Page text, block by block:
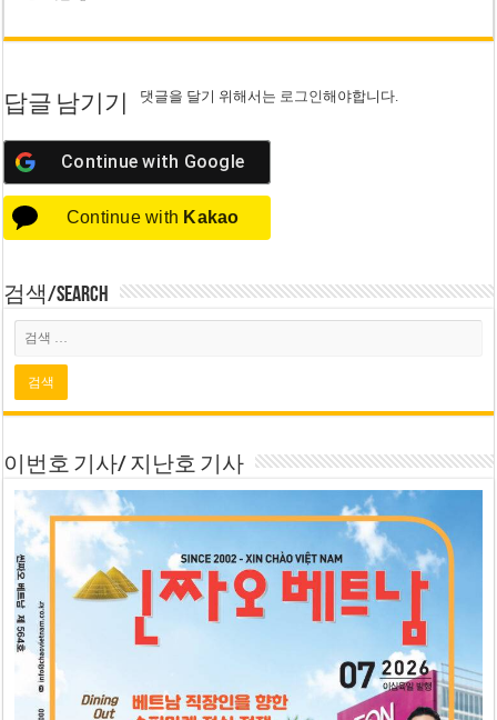
답글 남기기 댓글을 달기 위해서는 로그인해야합니다.
Continue with Google
Continue with Kakao
검색/Search
이번호 기사/ 지난호 기사